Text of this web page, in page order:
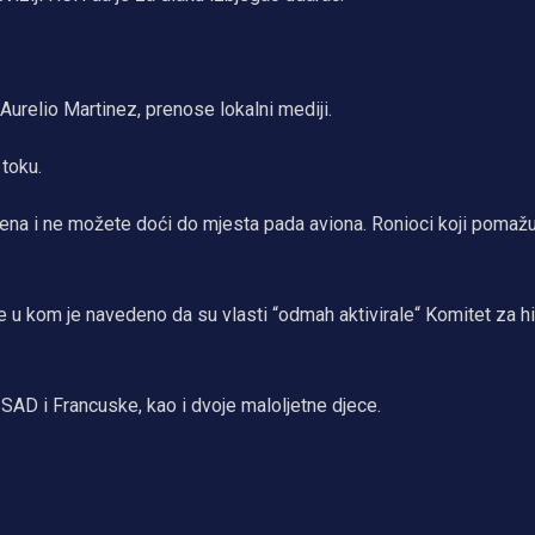
Martinez, prenose lokalni mediji.
i ne možete doći do mjesta pada aviona. Ronioci koji
kom je navedeno da su vlasti “odmah aktivirale“ Komitet za
i Francuske, kao i dvoje maloljetne djece.